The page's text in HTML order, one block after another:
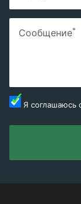
Сообщение*
Я соглашаюсь